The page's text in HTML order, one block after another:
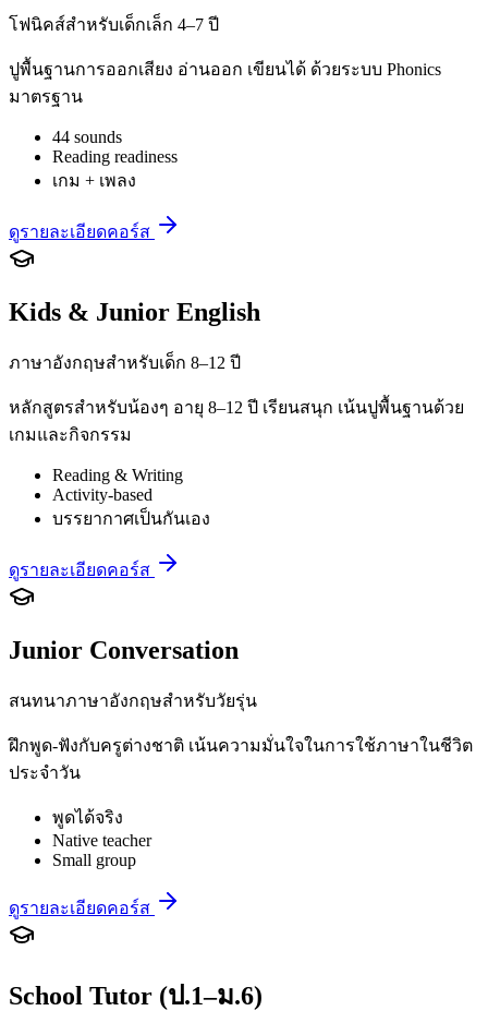
โฟนิคส์สำหรับเด็กเล็ก 4–7 ปี
ปูพื้นฐานการออกเสียง อ่านออก เขียนได้ ด้วยระบบ Phonics
มาตรฐาน
44 sounds
Reading readiness
เกม + เพลง
ดูรายละเอียดคอร์ส
Kids & Junior English
ภาษาอังกฤษสำหรับเด็ก 8–12 ปี
หลักสูตรสำหรับน้องๆ อายุ 8–12 ปี เรียนสนุก เน้นปูพื้นฐานด้วย
เกมและกิจกรรม
Reading & Writing
Activity-based
บรรยากาศเป็นกันเอง
ดูรายละเอียดคอร์ส
Junior Conversation
สนทนาภาษาอังกฤษสำหรับวัยรุ่น
ฝึกพูด-ฟังกับครูต่างชาติ เน้นความมั่นใจในการใช้ภาษาในชีวิต
ประจำวัน
พูดได้จริง
Native teacher
Small group
ดูรายละเอียดคอร์ส
School Tutor (ป.1–ม.6)